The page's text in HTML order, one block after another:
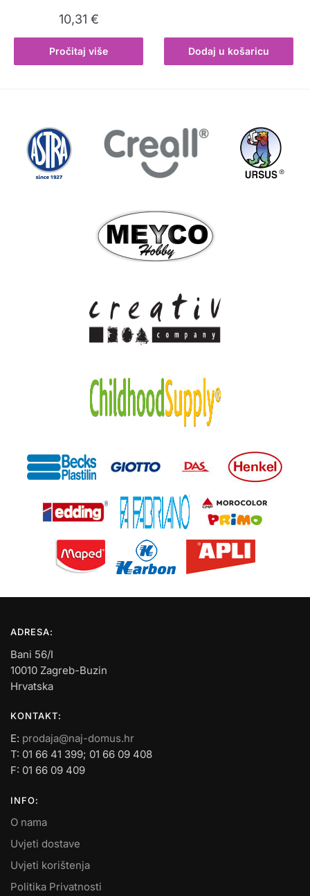
10,31 €
Pročitaj više Dodaj u košaricu
ADRESA:
Bani 56/I
10010 Zagreb-Buzin
Hrvatska
KONTAKT:
E: prodaja@naj-domus.hr
T: 01 66 41 399; 01 66 09 408
F: 01 66 09 409
INFO:
O nama
Uvjeti dostave
Uvjeti korištenja
Politika Privatnosti